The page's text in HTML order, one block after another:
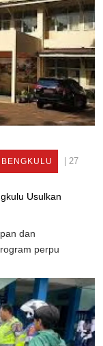
BENGKULU | 27
Usulkan
dan
perpu